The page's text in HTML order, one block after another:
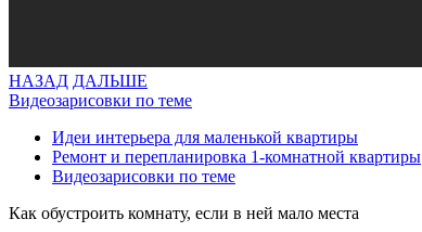
НАЗАД ДАЛЬШЕ
Видеозарисовки по теме
Идеи интерьера для маленькой квартиры
Ремонт и перепланировка 1-комнатной квартиры
Видеозарисовки по теме
Как обустроить комнату, если в ней мало места